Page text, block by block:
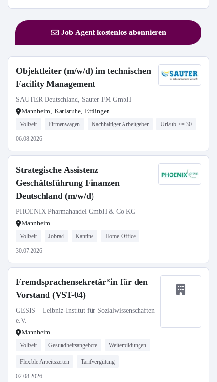
Job Agent kostenlos abonnieren
Objektleiter (m/w/d) im technischen
Facility Management
SAUTER Deutschland, Sauter FM GmbH
Mannheim, Karlsruhe, Ettlingen
Vollzeit Firmenwagen Nachhaltiger Arbeitgeber Urlaub >= 30
06.08.2026
Strategische Assistenz
Geschäftsführung Finanzen
Deutschland (m/w/d)
PHOENIX Pharmahandel GmbH & Co KG
Mannheim
Vollzeit Jobrad Kantine Home-Office
30.07.2026
Fremdsprachensekretär*in für den
Vorstand (VST-04)
GESIS – Leibniz-Institut für Sozialwissenschaften
e.V.
Mannheim
Vollzeit Gesundheitsangebote Weiterbildungen
Flexible Arbeitszeiten Tarifvergütung
02.08.2026